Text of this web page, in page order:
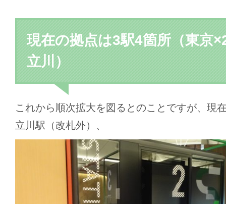
現在の拠点は3駅4箇所（東京
立川）
これから順次拡大を図るとのことですが、現
立川駅（改札外）、